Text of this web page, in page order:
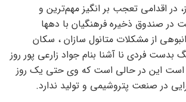
در اقدامی تعجب بر انگیز مهم‌ترین و
صندوق ذخیره فرهنگیان با دهها
از مشکلات متانول سازان ، سکان
فردی نا آشنا بنام جواد زارعی پور روز
این در حالی است که وی حتی یک روز
در صنعت پتروشیمی و تولید ندارد.